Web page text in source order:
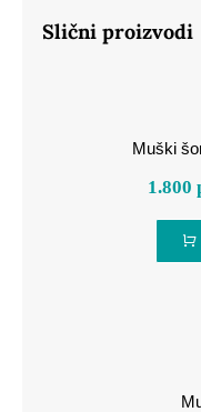
Slični proizvodi
Muški
1.800